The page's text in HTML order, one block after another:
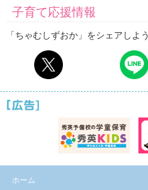
子育て応援情報
「ちゃむしずおか」をシェアしよう
ホーム